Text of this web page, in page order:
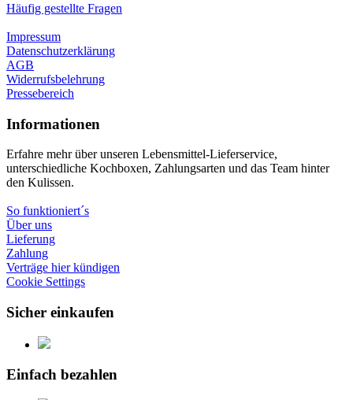
Häufig gestellte Fragen
Impressum
Datenschutzerklärung
AGB
Widerrufsbelehrung
Pressebereich
Informationen
Erfahre mehr über unseren Lebensmittel-Lieferservice,
unterschiedliche Kochboxen, Zahlungsarten und das Team hinter
den Kulissen.
So funktioniert´s
Über uns
Lieferung
Zahlung
Verträge hier kündigen
Cookie Settings
Sicher einkaufen
Einfach bezahlen